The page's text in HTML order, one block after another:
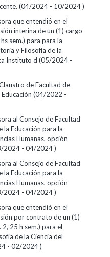
(04/2024 - 10/2024 )
que entendió en el
interina de un (1) cargo
sem.) para para la
y Filosofía de la
Instituto d (05/2024 -
de Facultad de
Educación (04/2022 -
al Consejo de Facultad
la Educación para la
Humanas, opción
2024 - 04/2024 )
al Consejo de Facultad
la Educación para la
Humanas, opción
2024 - 04/2024 )
que entendió en el
por contrato de un (1)
2, 25 h sem.) para el
de la Ciencia del
- 02/2024 )